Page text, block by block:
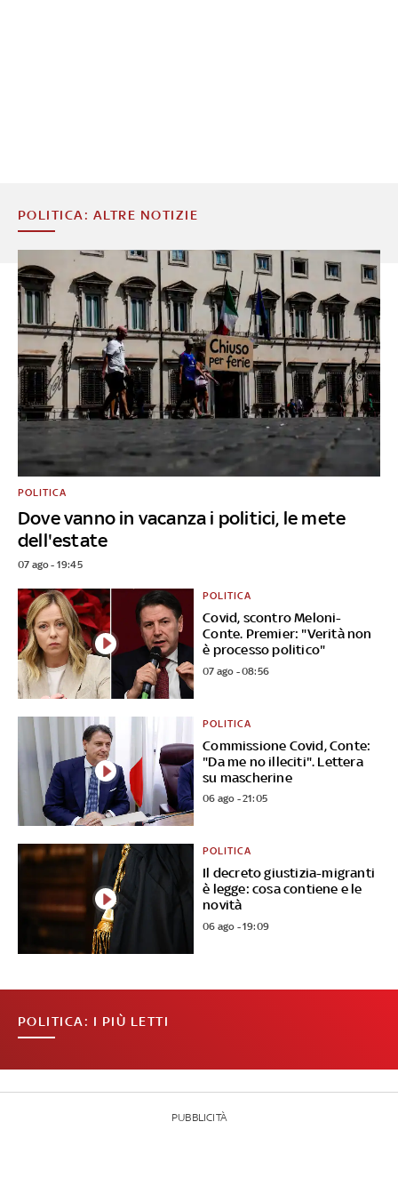
POLITICA: ALTRE NOTIZIE
Dove vanno in vacanza i politici, le mete
dell'estate
POLITICA
07 ago - 19:45
Covid, scontro Meloni-
Conte. Premier: "Verità non
è processo politico"
POLITICA
07 ago - 08:56
Commissione Covid, Conte:
"Da me no illeciti". Lettera
su mascherine
POLITICA
06 ago - 21:05
Il decreto giustizia-migranti
è legge: cosa contiene e le
novità
POLITICA
06 ago - 19:09
POLITICA: I PIÙ LETTI
PUBBLICITÀ